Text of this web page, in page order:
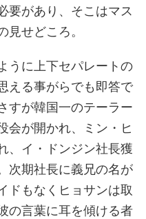
要があり、そこはマス
せどころ。
うに上下セパレートの
える事がらでも即答で
すが韓国一のテーラー
会が開かれ、ミン・ヒ
、イ・ドンジン社長獲
次期社長に義兄の名が
ドもなくヒョサンは取
の言葉に耳を傾ける者